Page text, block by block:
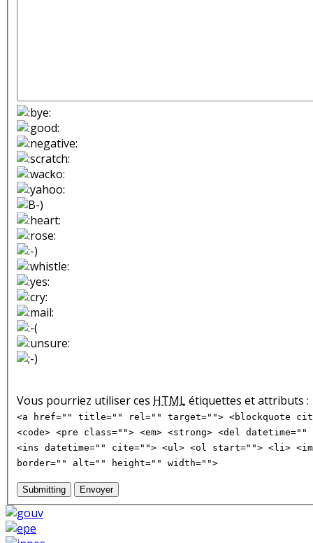
Vous pourriez utiliser ces HTMLétiquettes et attributs :
<a href="" title="" rel="" target=""> <blockquote
<code> <pre class=""> <em> <strong> <del
<ins datetime="" cite=""> <ul> <ol start=""> <li>
border="" alt="" height="" width="">
Submitting Envoyer